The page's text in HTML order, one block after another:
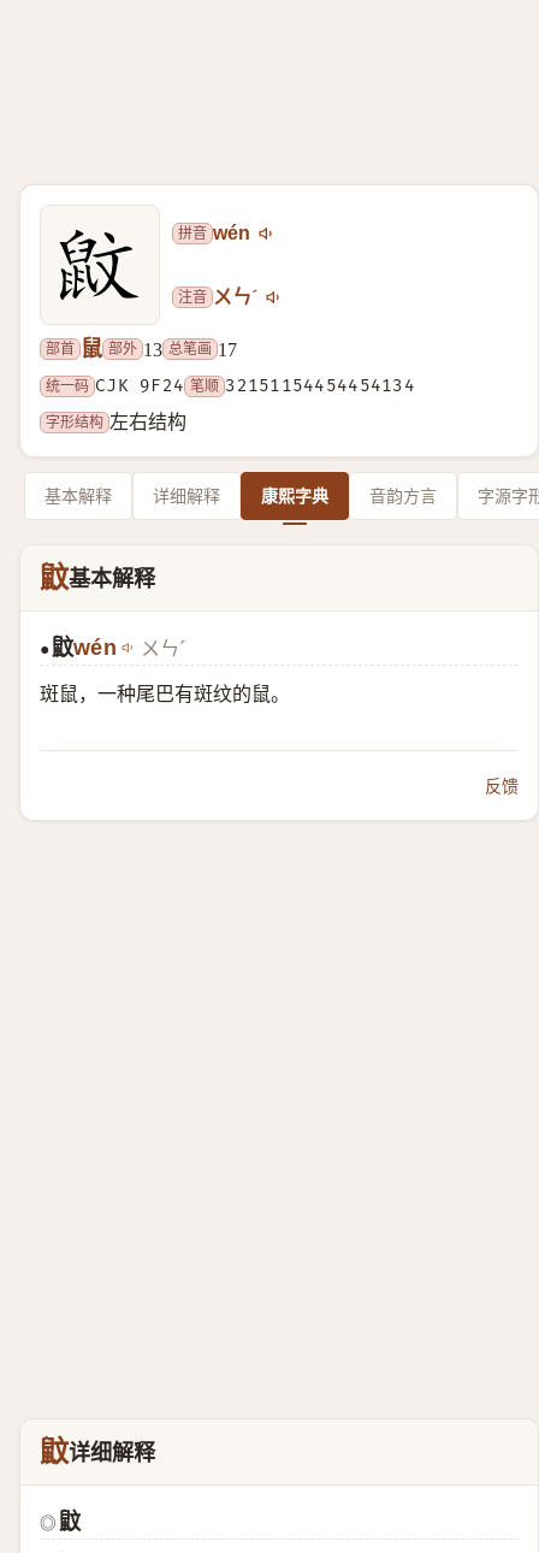
拼音 wén
注音 ㄨㄣˊ
部首 鼠 部外 13 总笔画 17
统一码 CJK 9F24 笔顺 32151154454454134
字形结构 左右结构
基本解释 详细解释 康熙字典 音韵方言 字源字
鼤基本解释
● 鼤wén ㄨㄣˊ
斑鼠，一种尾巴有斑纹的鼠。
反馈
鼤详细解释
◎ 鼤